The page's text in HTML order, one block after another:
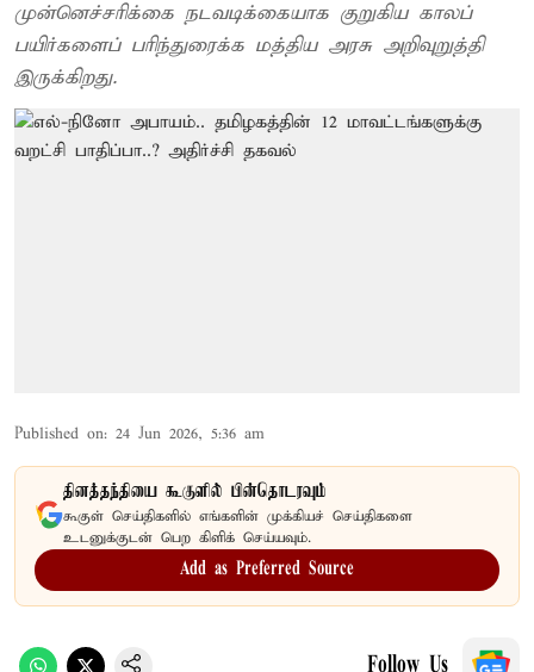
முன்னெச்சரிக்கை நடவடிக்கையாக குறுகிய காலப்
பயிர்களைப் பரிந்துரைக்க மத்திய அரசு அறிவுறுத்தி
இருக்கிறது.
Published on: 24 Jun 2026, 5:36 am
தினத்தந்தியை கூகுளில் பின்தொடரவும்
கூகுள் செய்திகளில் எங்களின் முக்கியச் செய்திகளை
உடனுக்குடன் பெற கிளிக் செய்யவும்.
Add as Preferred Source
Follow Us